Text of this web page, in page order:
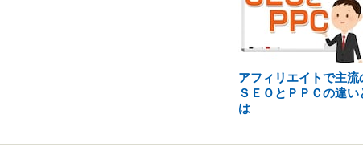
アフィリエイトで主流
ＳＥＯとＰＰＣの違い
は